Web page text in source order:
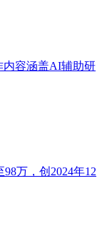
内容涵盖AI辅助研
万，创2024年12